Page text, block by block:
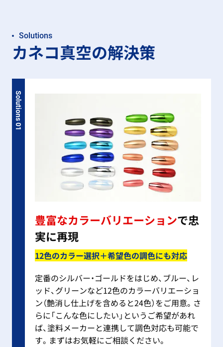
Solutions
カネコ真空の解決策
Solutions 01
豊富なカラーバリエーションで忠
実に再現
12色のカラー選択＋希望色の調色にも対応
定番のシルバー・ゴールドをはじめ、ブルー、レ
ッド、グリーンなど12色のカラーバリエーショ
ン（艶消し仕上げを含めると24色）をご用意。さ
らに「こんな色にしたい」というご希望があれ
ば、塗料メーカーと連携して調色対応も可能で
す。まずはお気軽にご相談ください。